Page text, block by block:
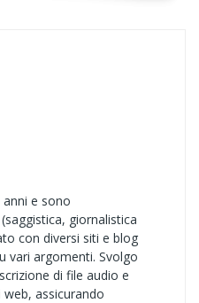
e sono
giornalistica
con diversi siti e blog
vari argomenti. Svolgo
di file audio e
assicurando